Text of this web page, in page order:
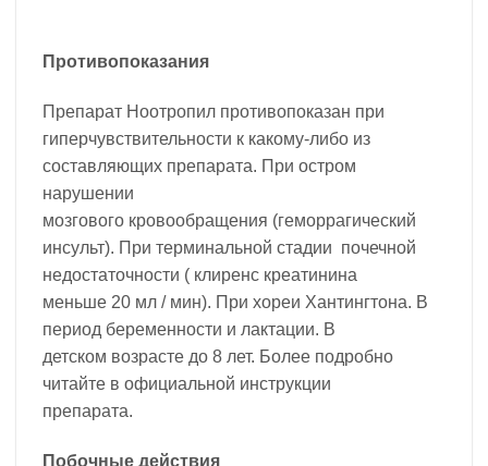
Противопоказания
Препарат Ноотропил противопоказан при
гиперчувствительности к какому-либо из
составляющих препарата. При остром
нарушении
мозгового кровообращения (геморрагический
инсульт). При терминальной стадии почечной
недостаточности ( клиренс креатинина
меньше 20 мл / мин). При хореи Хантингтона. В
период беременности и лактации. В
детском возрасте до 8 лет. Более подробно
читайте в официальной инструкции
препарата.
Побочные действия